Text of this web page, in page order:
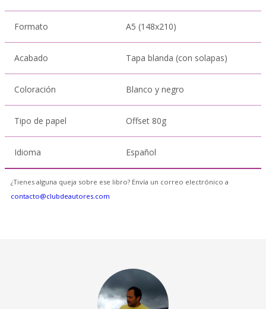
Formato A5 (148x210)
Acabado Tapa blanda (con solapas)
Coloración Blanco y negro
Tipo de papel Offset 80g
Idioma Español
¿Tienes alguna queja sobre ese libro? Envía un correo electrónico a
contacto@clubdeautores.com